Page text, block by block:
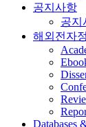
공지사항
공지
해외전자
Databases